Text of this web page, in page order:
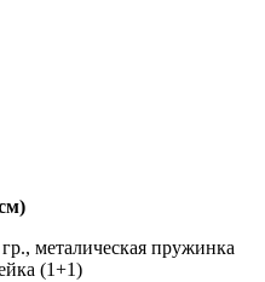
металическая пружинка
(1+1)